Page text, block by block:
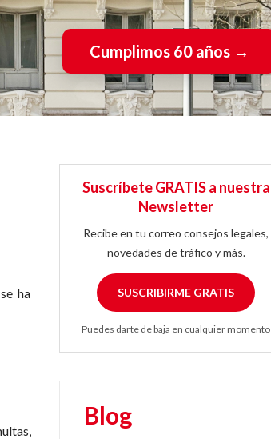
Cumplimos 60 años →
ha
Suscríbete GRATIS a nuestra
Newsletter
Recibe en tu correo consejos legales,
novedades de tráfico y más.
SUSCRIBIRME GRATIS
Puedes darte de baja en cualquier momento
Blog